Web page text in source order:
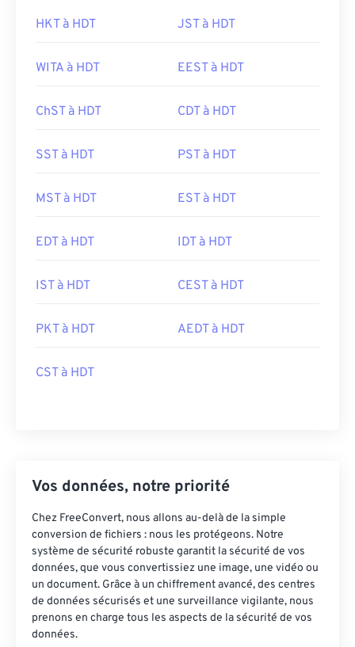
HKT à HDT JST à HDT
WITA à HDT EEST à HDT
ChST à HDT CDT à HDT
SST à HDT PST à HDT
MST à HDT EST à HDT
EDT à HDT IDT à HDT
IST à HDT CEST à HDT
PKT à HDT AEDT à HDT
CST à HDT
Vos données, notre priorité
Chez FreeConvert, nous allons au-delà de la simple
conversion de fichiers : nous les protégeons. Notre
système de sécurité robuste garantit la sécurité de vos
données, que vous convertissiez une image, une vidéo ou
un document. Grâce à un chiffrement avancé, des centres
de données sécurisés et une surveillance vigilante, nous
prenons en charge tous les aspects de la sécurité de vos
données.